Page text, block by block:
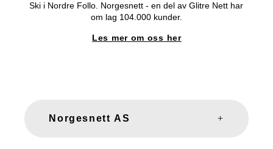
Ski i Nordre Follo. Norgesnett - en del av Glitre Nett har
om lag 104.000 kunder.
Les mer om oss her
Norgesnett AS